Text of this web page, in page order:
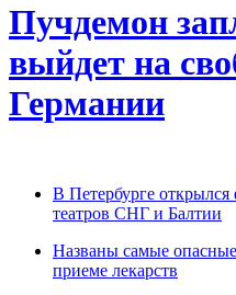
Пучдемон
выйдет на
Германии
В Петербурге открылся
театров СНГ и Балтии
Названы самые
приеме лекарств